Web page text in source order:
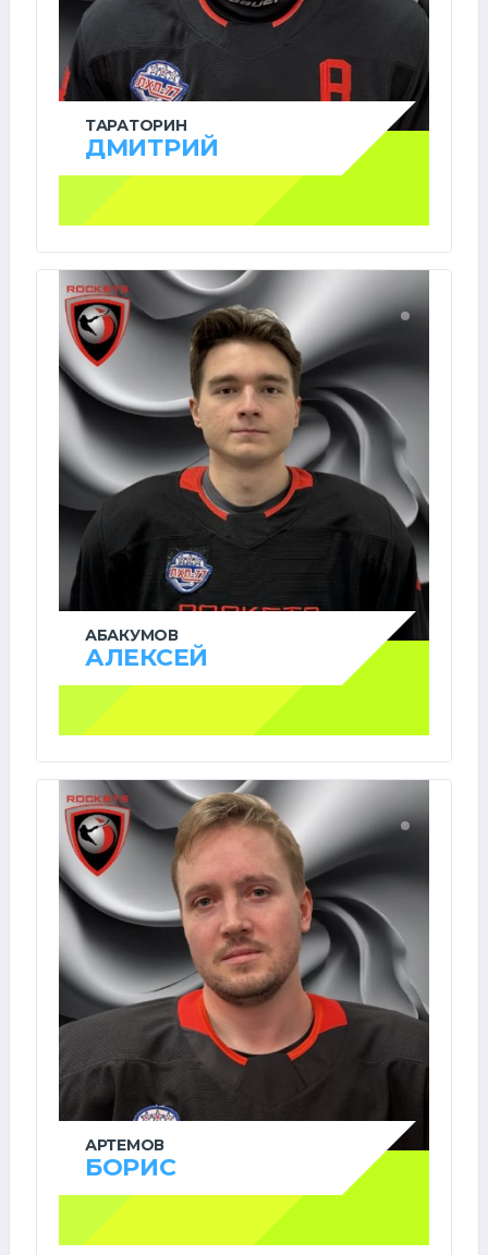
ТАРАТОРИН
ДМИТРИЙ
АБАКУМОВ
АЛЕКСЕЙ
АРТЕМОВ
БОРИС